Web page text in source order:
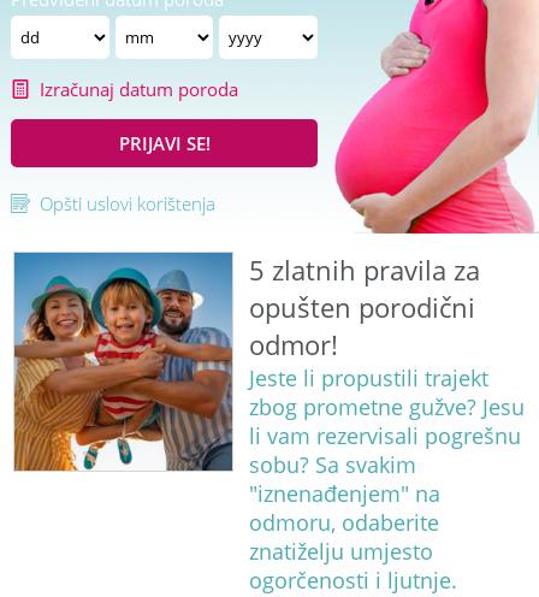
Izračunaj datum poroda
PRIJAVI SE!
Opšti uslovi korištenja
5 zlatnih pravila za
opušten porodični
odmor!
Jeste li propustili trajekt
zbog prometne gužve? Jesu
li vam rezervisali pogrešnu
sobu? Sa svakim
"iznenađenjem" na
odmoru, odaberite
znatiželju umjesto
ogorčenosti i ljutnje.